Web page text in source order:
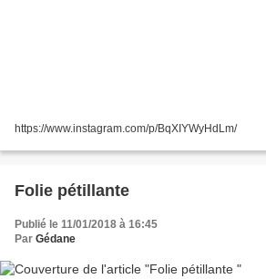
https://www.instagram.com/p/BqXIYWyHdLm/
Folie pétillante
Publié le 11/01/2018 à 16:45
Par Gédane